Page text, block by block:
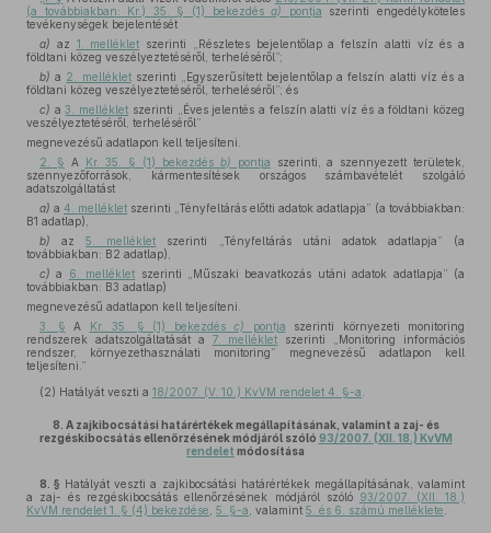
(a továbbiakban: Kr.) 35. § (1) bekezdésa) pontja szerinti engedélyköteles
tevékenységek bejelentését
a) az 1. melléklet szerinti „Részletes bejelentőlap a felszín alatti víz és a
földtani közeg veszélyeztetéséről, terheléséről”;
b) a 2. mellékletszerinti „Egyszerűsített bejelentőlap a felszín alatti víz és a
földtani közeg veszélyeztetéséről, terheléséről”; és
c) a3. melléklet szerinti „Éves jelentés a felszín alatti víz és a földtani közeg
veszélyeztetéséről, terheléséről”
megnevezésű adatlapon kell teljesíteni.
2. § A Kr. 35. § (1) bekezdés b) pontja szerinti, a szennyezett területek,
szennyezőforrások, kármentesítések országos számbavételét szolgáló
adatszolgáltatást
a) a 4. melléklet szerinti „Tényfeltárás előtti adatok adatlapja” (a továbbiakban:
B1 adatlap),
b) az5. melléklet szerinti „Tényfeltárás utáni adatok adatlapja” (a
továbbiakban: B2 adatlap),
c) a 6. melléklet szerinti „Műszaki beavatkozás utáni adatok adatlapja” (a
továbbiakban: B3 adatlap)
megnevezésű adatlapon kell teljesíteni.
3. § A Kr. 35. § (1) bekezdés c) pontja szerinti környezeti monitoring
rendszerek adatszolgáltatását a 7. melléklet szerinti „Monitoring információs
rendszer, környezethasználati monitoring” megnevezésű adatlapon kell
teljesíteni.”
(2) Hatályát veszti a 18/2007. (V. 10.) KvVM rendelet 4. §-a
8. A zajkibocsátási határértékek megállapításának, valamint a zaj- és
rezgéskibocsátás ellenőrzésének módjáról szóló 93/2007. (XII. 18.) KvVM
rendelet módosítása
8. § Hatályát veszti a zajkibocsátási határértékek megállapításának, valamint
a zaj- és rezgéskibocsátás ellenőrzésének módjáról szóló 93/2007. (XII. 18.)
KvVM rendelet 1. § (4) bekezdése 5. §-a , valamint 5. és 6. számú melléklete